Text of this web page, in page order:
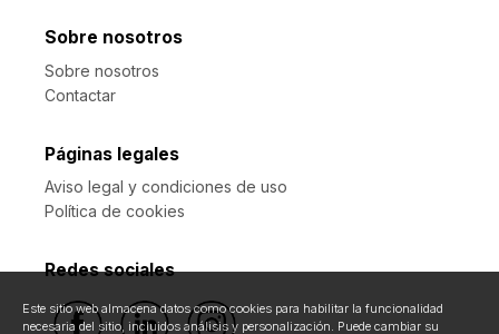
Sobre nosotros
Sobre nosotros
Contactar
Páginas legales
Aviso legal y condiciones de uso
Política de cookies
Redes sociales
Este sitio web almacena datos como cookies para habilitar la funcionalidad
necesaria del sitio, incluidos análisis y personalización. Puede cambiar su